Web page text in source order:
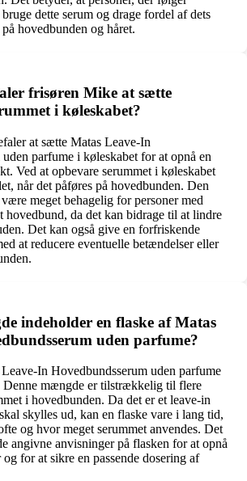
dette serum og drage fordel af dets
hovedbunden og håret.
frisøren Mike at sætte
i køleskabet?
at sætte Matas Leave-In
parfume i køleskabet for at opnå en
Ved at opbevare serummet i køleskabet
når det påføres på hovedbunden. Den
meget behagelig for personer med
hovedbund, da det kan bidrage til at lindre
Det kan også give en forfriskende
at reducere eventuelle betændelser eller
indeholder en flaske af Matas
uden parfume?
In Hovedbundsserum uden parfume
Denne mængde er tilstrækkelig til flere
i hovedbunden. Da det er et leave-in
skylles ud, kan en flaske vare i lang tid,
og hvor meget serummet anvendes. Det
angivne anvisninger på flasken for at opnå
og for at sikre en passende dosering af